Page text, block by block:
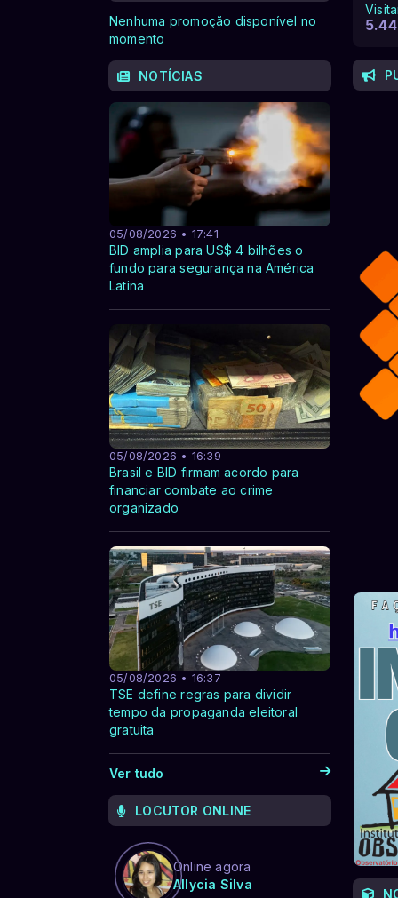
Nenhuma promoção disponível no
momento
NOTÍCIAS
05/08/2026 • 17:41
BID amplia para US$ 4 bilhões o
fundo para segurança na América
Latina
05/08/2026 • 16:39
Brasil e BID firmam acordo para
financiar combate ao crime
organizado
05/08/2026 • 16:37
TSE define regras para dividir
tempo da propaganda eleitoral
gratuita
Ver tudo
LOCUTOR ONLINE
Online agora
Allycia Silva